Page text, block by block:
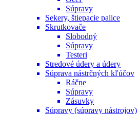
Súpravy
Sekery, štiepacie palice
Skrutkovače
Slobodný
Súpravy
Testeri
Stredové údery a údery
Súprava nástrčných kľúčov
Ráčne
Súpravy
Zásuvky
Súpravy (súpravy nástrojov)